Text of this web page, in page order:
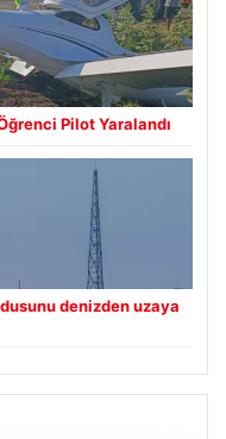
Pilot Yaralandı
denizden uzaya